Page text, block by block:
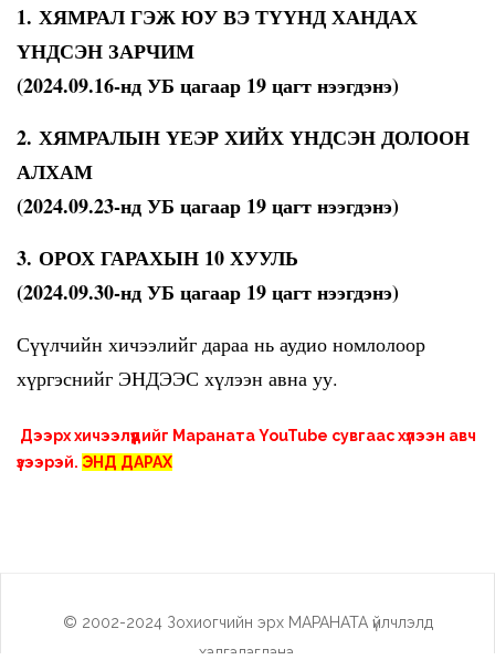
1. ХЯМРАЛ ГЭЖ ЮУ ВЭ ТҮҮНД ХАНДАХ
ҮНДСЭН ЗАРЧИМ
(2024.09.16-нд УБ цагаар 19 цагт нээгдэнэ)
2. ХЯМРАЛЫН ҮЕЭР ХИЙХ ҮНДСЭН ДОЛООН
АЛХАМ
(2024.09.23-нд УБ цагаар 19 цагт нээгдэнэ)
3. ОРОХ ГАРАХЫН 10 ХУУЛЬ
(2024.09.30-нд УБ цагаар 19 цагт нээгдэнэ)
Сүүлчийн хичээлийг дараа нь аудио номлолоор
хүргэснийг ЭНДЭЭС хүлээн авна уу.
Дээрх хичээлүүдийг Мараната YouTube сувгаас хүлээн авч
үзээрэй. ЭНД ДАРАХ
© 2002-2024 Зохиогчийн эрх МАРАНАТА үйлчлэлд
хадгалагдана.